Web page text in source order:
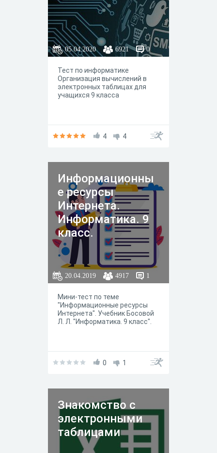
05.04.2020 6921 0
Тест по информатике
Организация вычислений в
электронных таблицах для
учащихся 9 класса
4 4
Информационны
е ресурсы
Интернета.
Информатика. 9
класс.
20.04.2019 4917 1
Мини-тест по теме
"Информационные ресурсы
Интернета". Учебник Босовой
Л. Л. "Информатика. 9 класс".
0 1
Знакомство с
электронными
таблицами